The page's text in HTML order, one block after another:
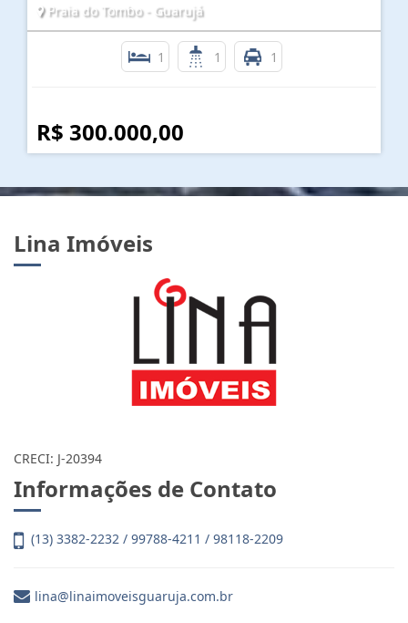
Praia do Tombo - Guarujá
1 1 1
R$ 300.000,00
Lina Imóveis
CRECI: J-20394
Informações de Contato
(13) 3382-2232 / 99788-4211 / 98118-2209
lina@linaimoveisguaruja.com.br